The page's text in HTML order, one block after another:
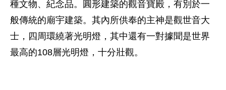
種文物、紀念品。圓形建築的觀音寶殿，有別於一
般傳統的廟宇建築。其內所供奉的主神是觀世音大
士，四周環繞著光明燈，其中還有一對據聞是世界
最高的108層光明燈，十分壯觀。